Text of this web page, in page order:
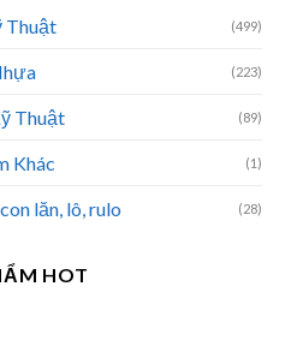
Thuật (499)
(223)
Thuật (89)
Khác (1)
lăn, lô, rulo (28)
HOT